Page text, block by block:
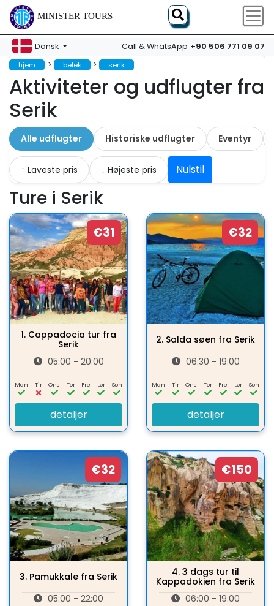
MINISTER TOURS
Dansk Call & WhatsApp +90 506 771 09 07
hjem > belek > serik
Aktiviteter og udflugter fra
Serik
Alle udflugter Historiske udflugter Eventyr
↑ Laveste pris ↓ Højeste pris Nulstil
Ture i Serik
€31
1. Cappadocia tur fra
Serik
05:00 - 20:00
Man Tir Ons Tor Fre Lør Søn
detaljer
€32
2. Salda søen fra Serik
06:30 - 19:00
Man Tir Ons Tor Fre Lør Søn
detaljer
€32
3. Pamukkale fra Serik
05:00 - 22:00
€150
4. 3 dags tur til
Kappadokien fra Serik
06:00 - 19:00